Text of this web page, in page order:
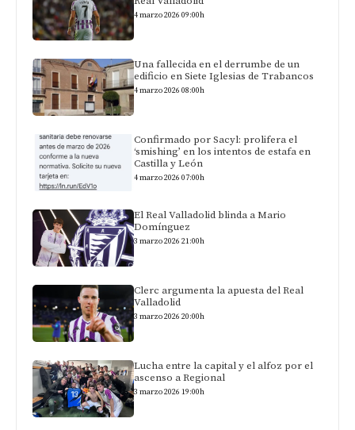
4 marzo 2026 09:00h
Una fallecida en el derrumbe de un
edificio en Siete Iglesias de Trabancos
4 marzo 2026 08:00h
Confirmado por Sacyl: prolifera el
‘smishing’ en los intentos de estafa en
Castilla y León
4 marzo 2026 07:00h
El Real Valladolid blinda a Mario
Domínguez
3 marzo 2026 21:00h
Clerc argumenta la apuesta del Real
Valladolid
3 marzo 2026 20:00h
Lucha entre la capital y el alfoz por el
ascenso a Regional
3 marzo 2026 19:00h